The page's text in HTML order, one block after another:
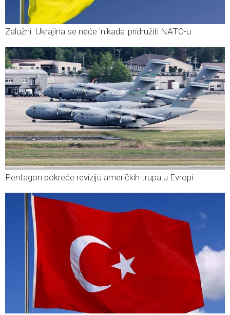
Zalužni: Ukrajina se neće 'nikada' pridružiti NATO-u
Pentagon pokreće reviziju američkih trupa u Evropi